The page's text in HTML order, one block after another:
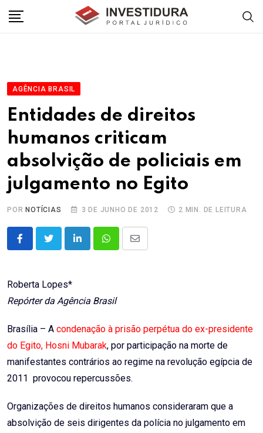
AGÊNCIA BRASIL
Entidades de direitos
humanos criticam
absolvição de policiais em
julgamento no Egito
POR NOTÍCIAS 3 DE JUNHO DE 2012 2 MIN. DE LEITURA
LinkedInWhatsappShare
Roberta Lopes*
Repórter da Agência Brasil
Brasília – A condenação à prisão perpétua do ex-presidente
do Egito, Hosni Mubarak, por participação na morte de
manifestantes contrários ao regime na revolução egípcia de
2011 provocou repercussões.
Organizações de direitos humanos consideraram que a
absolvição de seis dirigentes da polícia no julgamento em